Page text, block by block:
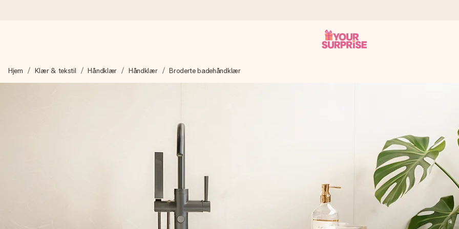
Vi lager dine gaver med omtanke og sender den avgårde så raskt som mulig - slik at du kan gi gaven i tide, når den betyr aller mest.
Gavene våre inspirerer. Kundene gir oss 4,5 på Google Reviews.
Lag noe unikt med bare noen få steg - med hennes navn, et bilde av dere eller en beskjed som virkelig berører hjertet. Ikke noe
Hjem Klær & tekstil Håndklær Håndklær Broderte badehåndklær